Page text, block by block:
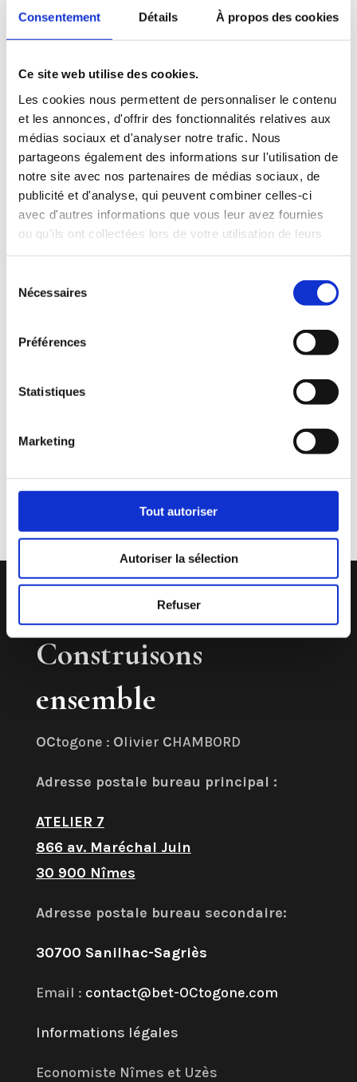
Consentement Détails À propos des cookies
Ce site web utilise des cookies.
Les cookies nous permettent de personnaliser le contenu
et les annonces, d'offrir des fonctionnalités relatives aux
médias sociaux et d'analyser notre trafic. Nous
partageons également des informations sur l'utilisation de
notre site avec nos partenaires de médias sociaux, de
publicité et d'analyse, qui peuvent combiner celles-ci
avec d'autres informations que vous leur avez fournies
ou qu'ils ont collectées lors de votre utilisation de leurs
Nécessaires
Préférences
Statistiques
Marketing
Tout autoriser
Autoriser la sélection
Refuser
Reprises de sinistre
Renforcement d’ouvrage sur des
bâtiments existants.
Accompagnemant avec les entreprises
de gros oeuvre
Construisons
ensemble
OCtogone : Olivier CHAMBORD
Adresse postale bureau principal :
ATELIER 7
866 av. Maréchal Juin
30 900 Nîmes
Adresse postale bureau secondaire:
30700 Sanilhac-Sagriès
Email : contact@bet-OCtogone.com
Informations légales
Economiste Nîmes et Uzès